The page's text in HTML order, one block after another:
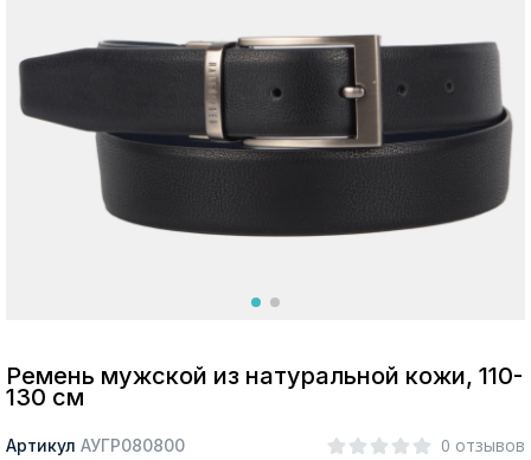
Москва
Да, все верно
Ремень мужской из натуральной кожи, 110-
130 см
Артикул АУГР080800 0 отзывов